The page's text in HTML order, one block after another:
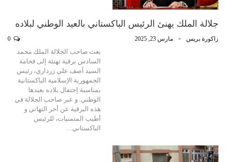
جلالة الملك يهنئ الرئيس الباكستاني بالعيد الوطني لبلاده
زاكورة بريس مارس 23, 2025
بعث صاحب الجلالة الملك محمد
السادس برقية تهنئة إلى فخامة
السيد آصف علي زرداري، رئيس
الجمهورية الإسلامية الباكستانية
بمناسبة إحتفال بلاده بعيدها
الوطني. و عبر صاحب الجلالة في
هذه البرقية عن أحر التهاني و
أطيب المتمنيات، للرئيس
الباكستاني…